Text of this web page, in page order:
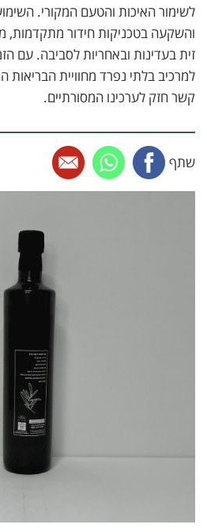
שם מלא
טלפון
מייל
לשימור האיכות והטעם המקורי.
והשקעה בטכניקות חידור מתקדמות,
זית בעדינות ובאחריות לסביבה. עם
למרכיב בלתי נפרד מחוויית הבריאות
קשר חזק לערכינו המסורתיים.
שתף